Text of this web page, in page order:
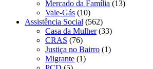
Mercado da Família (13)
Vale-Gás (10)
Assistência Social (562)
Casa da Mulher(33)
CRAS (76)
Justiça no Bairro (1)
Migrante (1)